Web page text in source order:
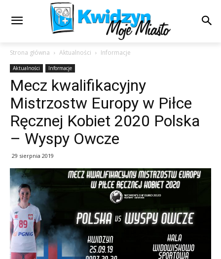
Strona główna Aktualności Informacje
Aktualności Informacje
Mecz kwalifikacyjny
Mistrzostw Europy w Piłce
Ręcznej Kobiet 2020 Polska
– Wyspy Owcze
29 sierpnia 2019